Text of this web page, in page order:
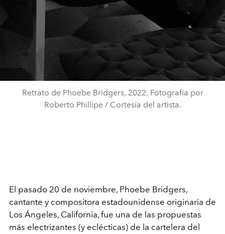
Retrato de Phoebe Bridgers, 2022. Fotografía por
Roberto Phillipe / Cortesía del artista.
El pasado 20 de noviembre, Phoebe Bridgers,
cantante y compositora estadounidense originaria de
Los Ángeles, California, fue una de las propuestas
más electrizantes (y eclécticas) de la cartelera del